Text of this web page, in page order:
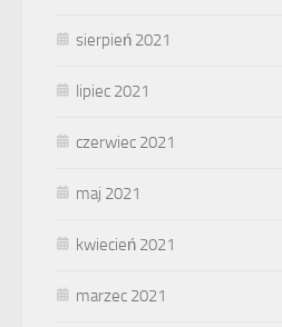
sierpień 2021
lipiec 2021
czerwiec 2021
maj 2021
kwiecień 2021
marzec 2021